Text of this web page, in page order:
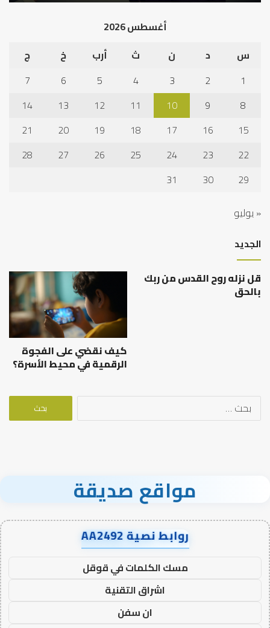
أغسطس 2026
س
د ن ث أرب خ
ج
1
2
3
4
5
6
7
8
9
10
11
12
13
14
15
16
17
18
19
20
21
22
23
24
25
26
27
28
29
30
31
« يوليو
الجديد
قل نزله روح القدس من ربك
بالحق
كيف نقضي على الفجوة
الرقمية في محيط الأسرة؟
البحث
مواقع صديقة
روابط نصية AA2492
مسك الكلمات في قوقل
اشراق التقنية
ان سفن